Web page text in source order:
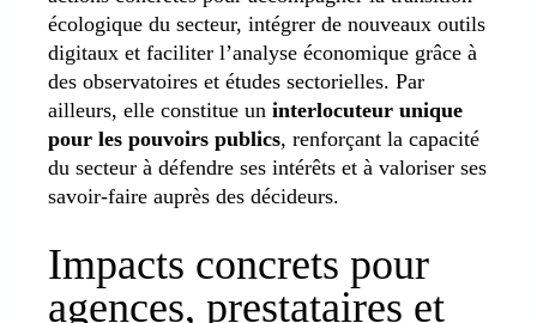
écologique du secteur, intégrer de nouveaux outils
digitaux et faciliter l’analyse économique grâce à
des observatoires et études sectorielles. Par
ailleurs, elle constitue un interlocuteur unique
pour les pouvoirs publics, renforçant la capacité
du secteur à défendre ses intérêts et à valoriser ses
savoir-faire auprès des décideurs.
Impacts concrets pour
agences, prestataires et